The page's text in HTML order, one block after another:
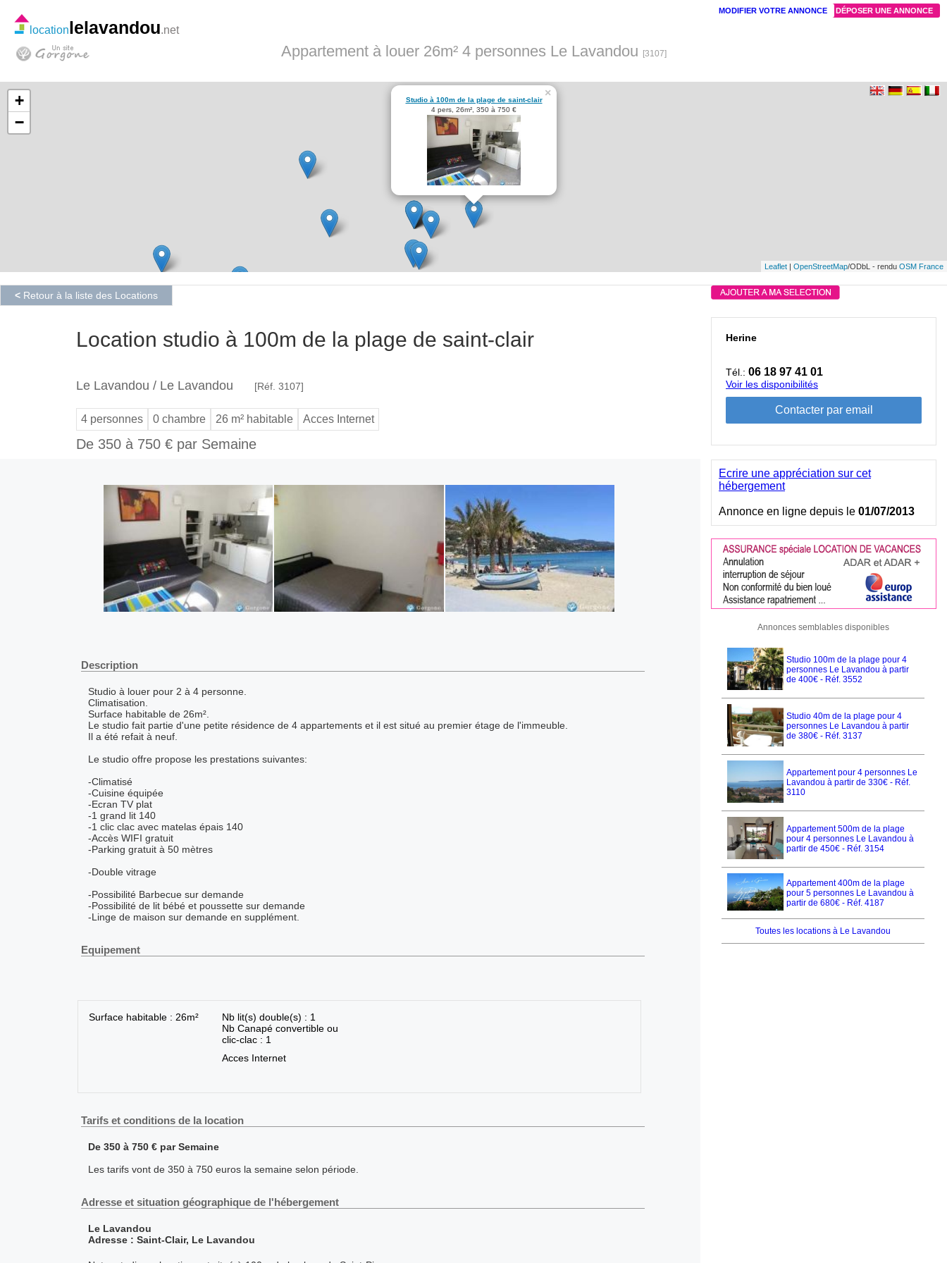
Appartement à louer 26m² 4 personnes Le Lavandou [3107]
locationlelavandou.net
Studio à 100m de la plage de saint-clair
4 pers, 26m², 350 à 750 €
×
+
−
Leaflet | OpenStreetMap/ODbL - rendu OSM France
< Retour à la liste des Locations
Location studio à 100m de la plage de saint-clair
Le Lavandou / Le Lavandou [Réf. 3107]
4 personnes 0 chambre 26 m² habitable Acces Internet
De 350 à 750 € par Semaine
Description
Studio à louer pour 2 à 4 personne.
Climatisation.
Surface habitable de 26m².
Le studio fait partie d'une petite résidence de 4 appartements et il est situé au premier étage de l'immeuble.
Il a été refait à neuf.
Le studio offre propose les prestations suivantes:
-Climatisé
-Cuisine équipée
-Ecran TV plat
-1 grand lit 140
-1 clic clac avec matelas épais 140
-Accès WIFI gratuit
-Parking gratuit à 50 mètres
-Double vitrage
-Possibilité Barbecue sur demande
-Possibilité de lit bébé et poussette sur demande
-Linge de maison sur demande en supplément.
Equipement
Surface habitable : 26m²
Nb lit(s) double(s) : 1
Nb Canapé convertible ou
clic-clac : 1
Acces Internet
Tarifs et conditions de la location
De 350 à 750 € par Semaine
Les tarifs vont de 350 à 750 euros la semaine selon période.
Adresse et situation géographique de l'hébergement
Le Lavandou
Adresse : Saint-Clair, Le Lavandou
Herine
Tél.: 06 18 97 41 01
Voir les disponibilités
Ecrire une appréciation sur cet
hébergement
Annonce en ligne depuis le 01/07/2013
Annonces semblables disponibles
Studio 100m de la plage pour 4
personnes Le Lavandou à partir
de 400€ - Réf. 3552
Studio 40m de la plage pour 4
personnes Le Lavandou à partir
de 380€ - Réf. 3137
Appartement pour 4 personnes Le
Lavandou à partir de 330€ - Réf.
3110
Appartement 500m de la plage
pour 4 personnes Le Lavandou à
partir de 450€ - Réf. 3154
Appartement 400m de la plage
pour 5 personnes Le Lavandou à
partir de 680€ - Réf. 4187
Toutes les locations à Le Lavandou
DÉPOSER UNE ANNONCE
MODIFIER VOTRE ANNONCE